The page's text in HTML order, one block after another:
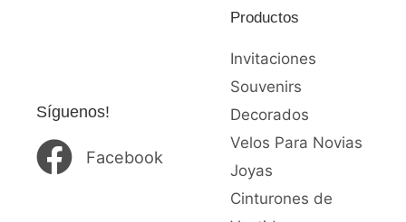
Síguenos!
Facebook
Productos
Invitaciones
Souvenirs
Decorados
Velos Para Novias
Joyas
Cinturones de